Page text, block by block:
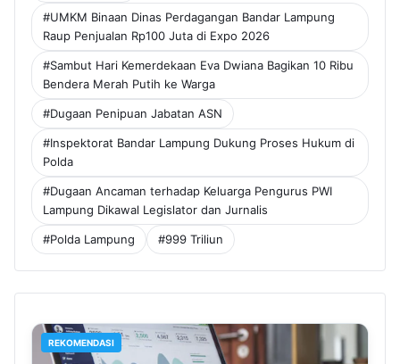
#UMKM Binaan Dinas Perdagangan Bandar Lampung
Raup Penjualan Rp100 Juta di Expo 2026
#Sambut Hari Kemerdekaan Eva Dwiana Bagikan 10 Ribu
Bendera Merah Putih ke Warga
#Dugaan Penipuan Jabatan ASN
#Inspektorat Bandar Lampung Dukung Proses Hukum di
Polda
#Dugaan Ancaman terhadap Keluarga Pengurus PWI
Lampung Dikawal Legislator dan Jurnalis
#Polda Lampung #999 Triliun
REKOMENDASI